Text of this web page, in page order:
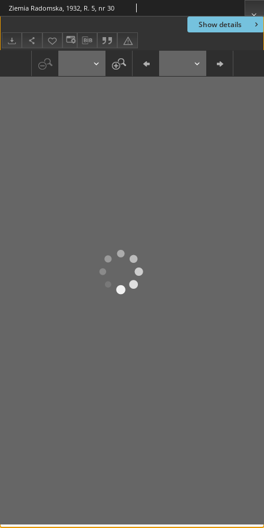
Show details
Ziemia Radomska, 1932, R. 5, nr 30